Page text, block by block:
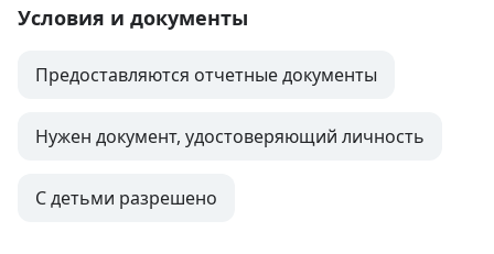
Условия и документы
Предоставляются отчетные документы
Нужен документ, удостоверяющий личность
С детьми разрешено